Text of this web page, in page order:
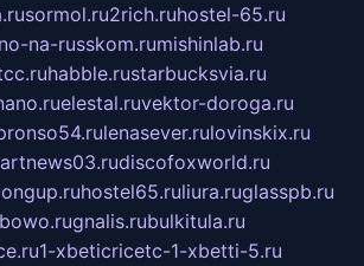
sormol.ru2rich.ruhostel-65.ru
na-russkom.rumishinlab.ru
habble.rustarbucksvia.ru
elestal.ruvektor-doroga.ru
lenasever.rulovinskix.ru
discofoxworld.ru
hostel65.ruliura.ruglasspb.ru
gnalis.rubulkitula.ru
1-xbeticricetc-1-xbetti-5.ru